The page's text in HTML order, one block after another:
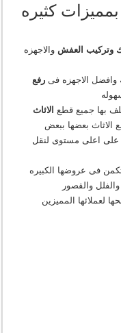
بمميزات كثيره
وتركيب العفش والاجهزه
وافضل الاجهزه فىرفع
بها جميع قطع الاثاث
بعضها ببعض
على اعلى مستوى لنقل
تكمن فى عروضها الكبيره
والقصور
لعملائها المميزين